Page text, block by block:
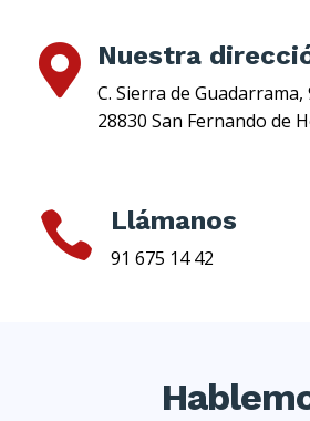
 Nuestra
C. Sierra de Guadarrama,
28830 San Fernando de
 Llámanos
91 675 14 42